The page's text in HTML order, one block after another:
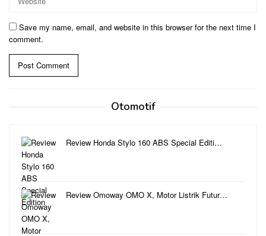
Save my name, email, and website in this browser for the next time I
comment.
Otomotif
Review Honda Stylo 160 ABS Special Editi…
Review Omoway OMO X, Motor Listrik Futur…